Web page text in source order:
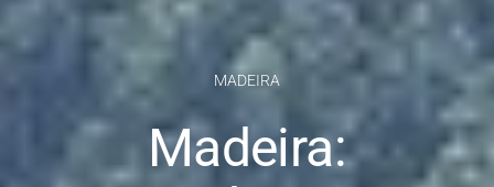
MADEIRA
Madeira: